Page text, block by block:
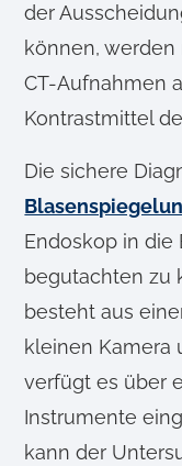
der
können,
CT-Aufnahmen
Kontrastmittel
Die sichere
Endoskop in die
begutachten zu
besteht aus
kleinen Kamera
verfügt es über
Instrumente
kann der